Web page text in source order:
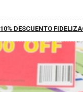
10% DESCUENTO